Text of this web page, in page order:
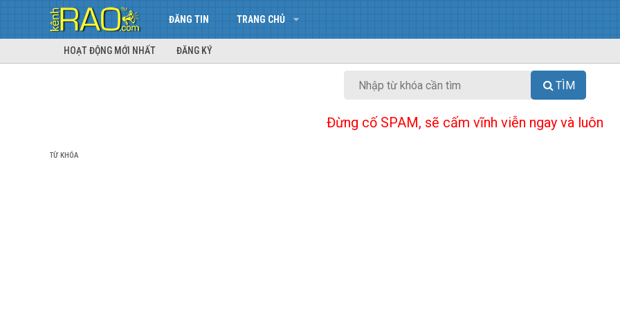
ĐĂNG TIN TRANG CHỦ
HOẠT ĐỘNG MỚI NHẤT ĐĂNG KÝ
TÌM
Đừng cố SPAM, sẽ cấm vĩnh viễn ngay và luôn
TỪ KHÓA